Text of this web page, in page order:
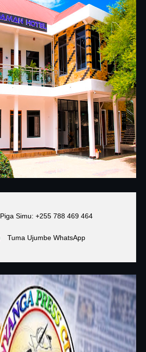
Piga Simu: +255 788 469 464
Tuma Ujumbe WhatsApp